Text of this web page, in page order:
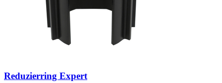
Reduzierring Expert